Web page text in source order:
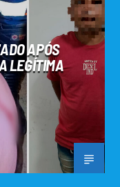
APÓS
LEGÍTIMA